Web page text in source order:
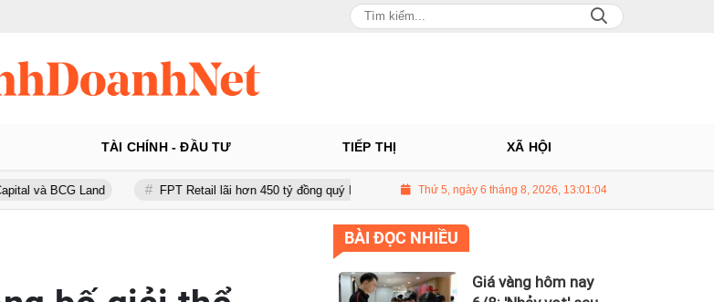
TÀI CHÍNH - ĐẦU TƯ TIẾP THỊ XÃ HỘI
FPT Retail lãi hơn 450 tỷ đồng quý II, Long Châu tiếp tục là động lực chính PNJ tính họp cổ đông bất
Thứ 5, ngày 6 tháng 8, 2026, 13:01:05
BÀI ĐỌC NHIỀU
Giá vàng hôm nay